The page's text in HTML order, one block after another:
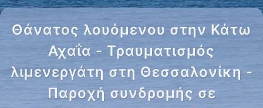
Θάνατος λουόμενου στην Κάτω
Αχαΐα - Τραυματισμός
λιμενεργάτη στη Θεσσαλονίκη -
Παροχή συνδρομής σε